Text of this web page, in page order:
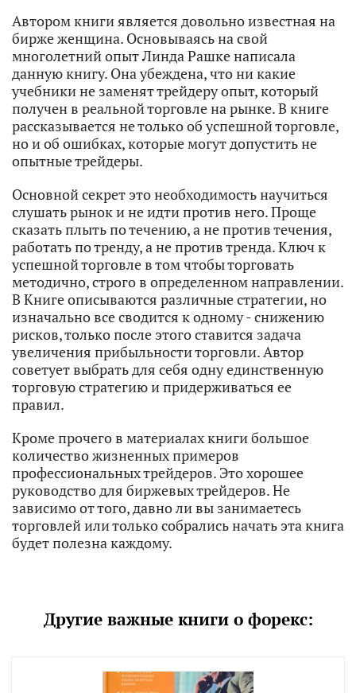
Автором книги является довольно известная на
бирже женщина. Основываясь на свой
многолетний опыт Линда Рашке написала
данную книгу. Она убеждена, что ни какие
учебники не заменят трейдеру опыт, который
получен в реальной торговле на рынке. В книге
рассказывается не только об успешной торговле,
но и об ошибках, которые могут допустить не
опытные трейдеры.
Основной секрет это необходимость научиться
слушать рынок и не идти против него. Проще
сказать плыть по течению, а не против течения,
работать по тренду, а не против тренда. Ключ к
успешной торговле в том чтобы торговать
методично, строго в определенном направлении.
В Книге описываются различные стратегии, но
изначально все сводится к одному - снижению
рисков, только после этого ставится задача
увеличения прибыльности торговли. Автор
советует выбрать для себя одну единственную
торговую стратегию и придерживаться ее
правил.
Кроме прочего в материалах книги большое
количество жизненных примеров
профессиональных трейдеров. Это хорошее
руководство для биржевых трейдеров. Не
зависимо от того, давно ли вы занимаетесь
торговлей или только собрались начать эта книга
будет полезна каждому.
Другие важные книги о форекс: